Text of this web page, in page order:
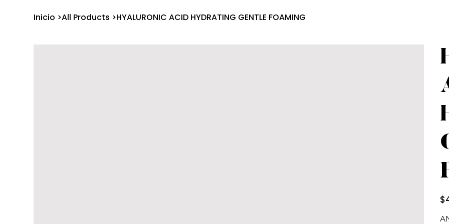
Inicio >All Products >HYALURONIC ACID HYDRATING GENTLE FOAMING